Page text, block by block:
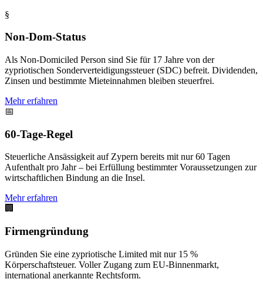
§
Non-Dom-Status
Als Non-Domiciled Person sind Sie für 17 Jahre von der
zypriotischen Sonderverteidigungssteuer (SDC) befreit. Dividenden,
Zinsen und bestimmte Mieteinnahmen bleiben steuerfrei.
Mehr erfahren
📅
60-Tage-Regel
Steuerliche Ansässigkeit auf Zypern bereits mit nur 60 Tagen
Aufenthalt pro Jahr – bei Erfüllung bestimmter Voraussetzungen zur
wirtschaftlichen Bindung an die Insel.
Mehr erfahren
🏢
Firmengründung
Gründen Sie eine zypriotische Limited mit nur 15 %
Körperschaftsteuer. Voller Zugang zum EU-Binnenmarkt,
international anerkannte Rechtsform.